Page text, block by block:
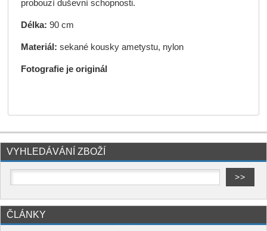
probouzí duševní schopnosti.
Délka: 90 cm
Materiál: sekané kousky ametystu, nylon
Fotografie je originál
VYHLEDÁVÁNÍ ZBOŽÍ
ČLÁNKY